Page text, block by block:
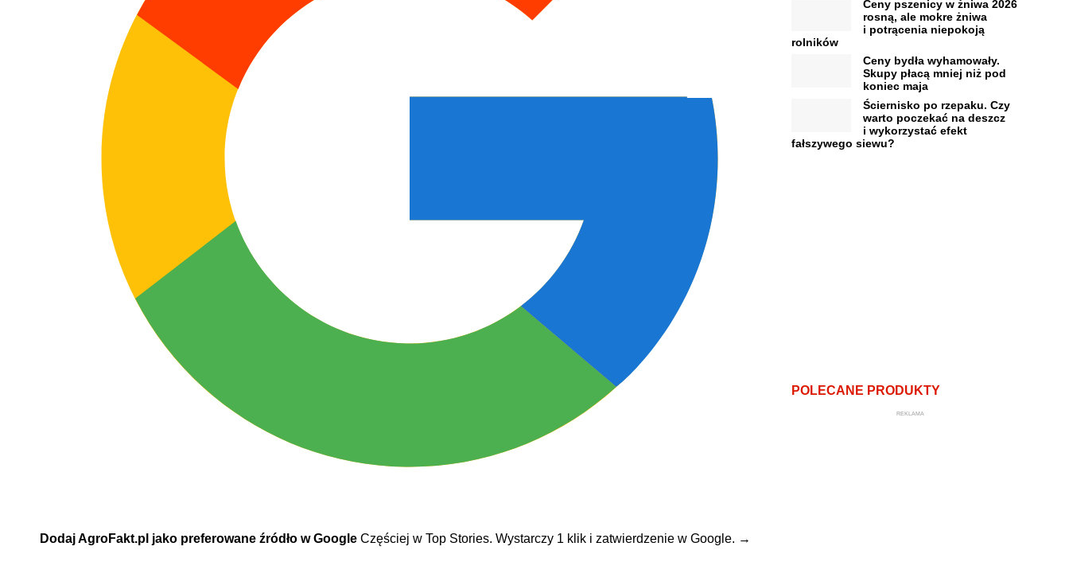
Dodaj AgroFakt.pl jako preferowane źródło w Google Częściej w Top Stories. Wystarczy 1 klik i zatwierdzenie w Google. →
Ceny pszenicy w żniwa 2026
rosną, ale mokre żniwa
i potrącenia niepokoją
rolników
Ceny bydła wyhamowały.
Skupy płacą mniej niż pod
koniec maja
Ściernisko po rzepaku. Czy
warto poczekać na deszcz
i wykorzystać efekt
fałszywego siewu?
POLECANE PRODUKTY
REKLAMA